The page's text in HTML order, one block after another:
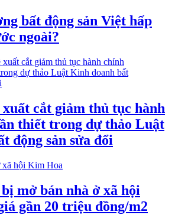
bất động sản Việt hấp
ngoài?
cắt giảm thủ tục hành
thiết trong dự thảo Luật
động sản sửa đổi
mở bán nhà ở xã hội
gần 20 triệu đồng/m2